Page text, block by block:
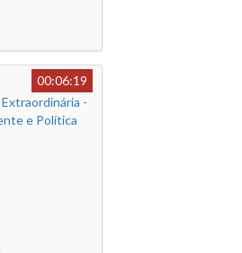
00:06:19
Extraordinária -
e Política